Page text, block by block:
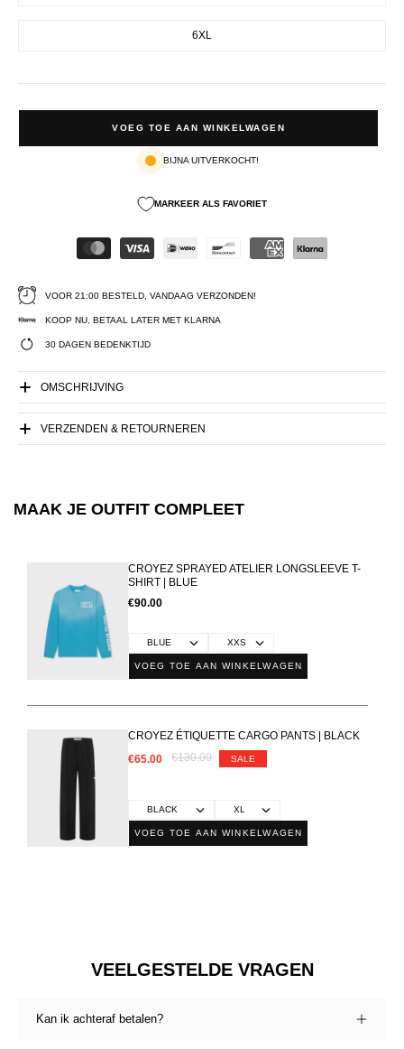
6XL
VOEG TOE AAN WINKELWAGEN
BIJNA UITVERKOCHT!
MARKEER ALS FAVORIET
VOOR 21:00 BESTELD, VANDAAG VERZONDEN!
KOOP NU, BETAAL LATER MET KLARNA
30 DAGEN BEDENKTIJD
OMSCHRIJVING
VERZENDEN & RETOURNEREN
MAAK JE OUTFIT COMPLEET
CROYEZ SPRAYED ATELIER LONGSLEEVE T-
SHIRT | BLUE
€90.00
VOEG TOE AAN WINKELWAGEN
CROYEZ ÉTIQUETTE CARGO PANTS | BLACK
€65.00
€130.00 SALE
VOEG TOE AAN WINKELWAGEN
VEELGESTELDE VRAGEN
Kan ik achteraf betalen?